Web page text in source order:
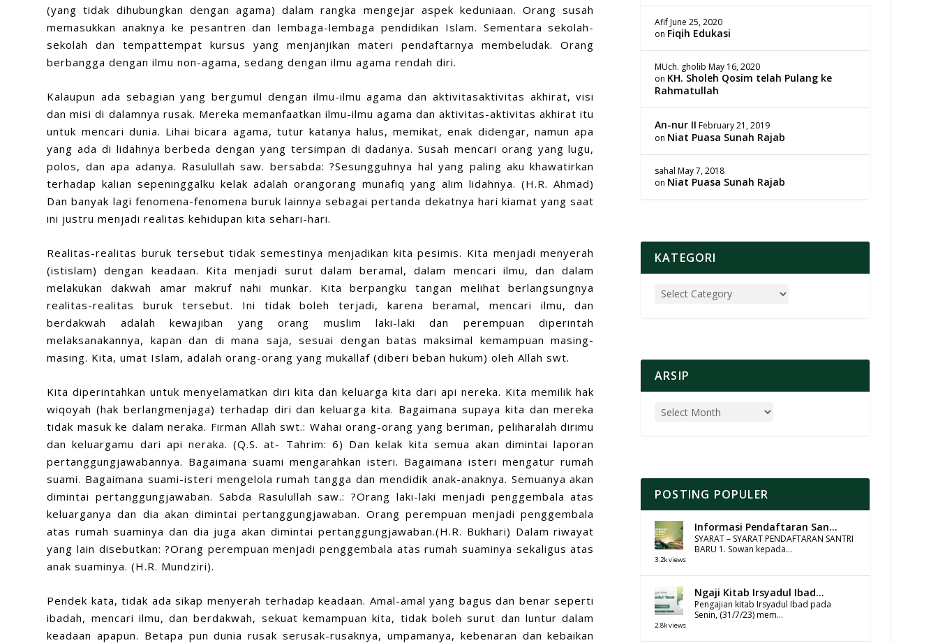
(yang tidak dihubungkan dengan agama) dalam rangka mengejar aspek keduniaan. Orang susah
memasukkan anaknya ke pesantren dan lembaga-lembaga pendidikan Islam. Sementara sekolah-
sekolah dan tempattempat kursus yang menjanjikan materi pendaftarnya membeludak. Orang
berbangga dengan ilmu non-agama, sedang dengan ilmu agama rendah diri.
Kalaupun ada sebagian yang bergumul dengan ilmu-ilmu agama dan aktivitasaktivitas akhirat, visi
dan misi di dalamnya rusak. Mereka memanfaatkan ilmu-ilmu agama dan aktivitas-aktivitas akhirat itu
untuk mencari dunia. Lihai bicara agama, tutur katanya halus, memikat, enak didengar, namun apa
yang ada di lidahnya berbeda dengan yang tersimpan di dadanya. Susah mencari orang yang lugu,
polos, dan apa adanya. Rasulullah saw. bersabda: ?Sesungguhnya hal yang paling aku khawatirkan
terhadap kalian sepeninggalku kelak adalah orangorang munafiq yang alim lidahnya. (H.R. Ahmad)
Dan banyak lagi fenomena-fenomena buruk lainnya sebagai pertanda dekatnya hari kiamat yang saat
ini justru menjadi realitas kehidupan kita sehari-hari.
Realitas-realitas buruk tersebut tidak semestinya menjadikan kita pesimis. Kita menjadi menyerah
(istislam) dengan keadaan. Kita menjadi surut dalam beramal, dalam mencari ilmu, dan dalam
melakukan dakwah amar makruf nahi munkar. Kita berpangku tangan melihat berlangsungnya
realitas-realitas buruk tersebut. Ini tidak boleh terjadi, karena beramal, mencari ilmu, dan
berdakwah adalah kewajiban yang orang muslim laki-laki dan perempuan diperintah
melaksanakannya, kapan dan di mana saja, sesuai dengan batas maksimal kemampuan masing-
masing. Kita, umat Islam, adalah orang-orang yang mukallaf (diberi beban hukum) oleh Allah swt.
Kita diperintahkan untuk menyelamatkan diri kita dan keluarga kita dari api nereka. Kita memilik hak
wiqoyah (hak berlangmenjaga) terhadap diri dan keluarga kita. Bagaimana supaya kita dan mereka
tidak masuk ke dalam neraka. Firman Allah swt.: Wahai orang-orang yang beriman, peliharalah dirimu
dan keluargamu dari api neraka. (Q.S. at- Tahrim: 6) Dan kelak kita semua akan dimintai laporan
pertanggungjawabannya. Bagaimana suami mengarahkan isteri. Bagaimana isteri mengatur rumah
suami. Bagaimana suami-isteri mengelola rumah tangga dan mendidik anak-anaknya. Semuanya akan
dimintai pertanggungjawaban. Sabda Rasulullah saw.: ?Orang laki-laki menjadi penggembala atas
keluarganya dan dia akan dimintai pertanggungjawaban. Orang perempuan menjadi penggembala
atas rumah suaminya dan dia juga akan dimintai pertanggungjawaban.(H.R. Bukhari) Dalam riwayat
yang lain disebutkan: ?Orang perempuan menjadi penggembala atas rumah suaminya sekaligus atas
anak suaminya. (H.R. Mundziri).
Pendek kata, tidak ada sikap menyerah terhadap keadaan. Amal-amal yang bagus dan benar seperti
ibadah, mencari ilmu, dan berdakwah, sekuat kemampuan kita, tidak boleh surut dan luntur dalam
keadaan apapun. Betapa pun dunia rusak serusak-rusaknya, umpamanya, kebenaran dan kebaikan
AfifJune 25, 2020
on Fiqih Edukasi
MUch. gholib May 16, 2020
on KH. Sholeh Qosim telah Pulang ke
Rahmatullah
An-nur II February 21, 2019
on Niat Puasa Sunah Rajab
sahal May 7, 2018
on Niat Puasa Sunah Rajab
KATEGORI
ARSIP
POSTING POPULER
Informasi Pendaftaran San...
SYARAT – SYARAT PENDAFTARAN SANTRI
BARU 1. Sowan kepada...
3.2k views
Ngaji Kitab Irsyadul Ibad...
Pengajian kitab Irsyadul Ibad pada
Senin, (31/7/23) mem...
2.8k views